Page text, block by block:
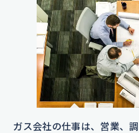
ガス会社の仕事は、営業、